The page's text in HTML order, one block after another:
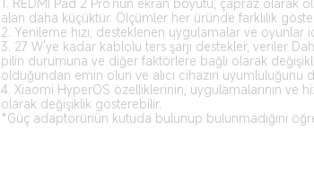
1. REDMI Pad 2 Pro'nun ekran boyutu, çapraz olarak
2. Yenileme hızı, desteklenen uygulamalar ve
3. 27 W'ye kadar kablolu ters şarjı destekler, veriler
pilin durumuna ve diğer faktörlere bağlı olarak
4. Xiaomi HyperOS özelliklerinin, uygulamalarının ve
olarak değişiklik gösterebilir.
*Güç adaptörünün kutuda bulunup bulunmadığını